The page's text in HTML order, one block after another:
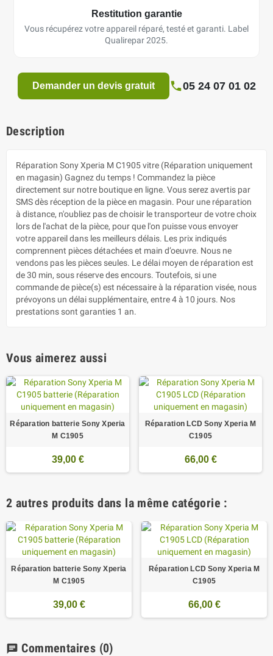
Restitution garantie
Vous récupérez votre appareil réparé, testé et garanti. Label
Qualirepar 2025.
Demander un devis gratuit 05 24 07 01 02
Description
Réparation Sony Xperia M C1905 vitre (Réparation uniquement
en magasin) Gagnez du temps ! Commandez la pièce
directement sur notre boutique en ligne. Vous serez avertis par
SMS dès réception de la pièce en magasin. Pour une réparation
à distance, n'oubliez pas de choisir le transporteur de votre choix
lors de l'achat de la pièce, pour que l'on puisse vous envoyer
votre appareil dans les meilleurs délais. Les prix indiqués
comprennent pièces détachées et main d’oeuvre. Nous ne
vendons pas les pièces seules. Le délai moyen de réparation est
de 30 min, sous réserve des encours. Toutefois, si une
commande de pièce(s) est nécessaire à la réparation visée, nous
prévoyons un délai supplémentaire, entre 4 à 10 jours. Nos
prestations sont garanties 1 an.
Vous aimerez aussi
Réparation batterie Sony Xperia
M C1905
39,00 €
Réparation LCD Sony Xperia M
C1905
66,00 €
2 autres produits dans la même catégorie :
Réparation batterie Sony Xperia
M C1905
39,00 €
Réparation LCD Sony Xperia M
C1905
66,00 €
chat Commentaires (0)